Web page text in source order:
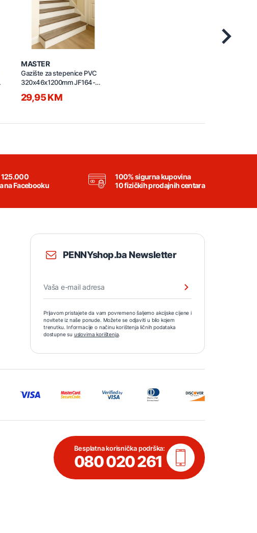
MASTER
Gazište za stepenice PVC
320x46x1200mm JF164-
07111 hrast
29,95 KM
125.000
na Facebooku
100% sigurna kupovina
10 fizičkih prodajnih centara
PENNYshop.ba Newsletter
Prijavom pristajete da vam povremeno šaljemo akcijske cijene i
novitete iz naše ponude. Možete se odjaviti u bilo kojem
trenutku. Informacije o načinu korištenja ličnih podataka
dostupne su uslovima korištenja.
Besplatna korisnička podrška:
080 020 261